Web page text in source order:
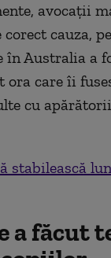
avocații
cauza,
în Australia a
ora care îi
cu
stabilească
a făcut